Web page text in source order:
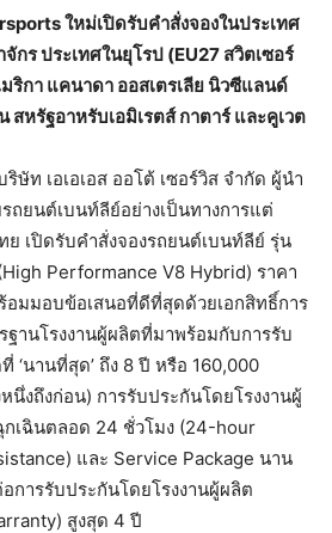
ใหม่เปิดรับคำสั่งจองในประเทศ
กร ประเทศในยุโรป (EU27 สวิตเซอร์
ริกา แคนาดา ออสเตรเลีย นิวซีแลนด์
สหรัฐอาหรับเอมิเรตส์ กาตาร์ และคูเวต
ษัท เอเอเอส ออโต้ เซอร์วิส จำกัด ผู้นำ
ถยนต์เบนท์ลีย์อย่างเป็นทางการแต่
ย เปิดรับคำสั่งจองรถยนต์เบนท์ลีย์ รุ่น
Performance V8 Hybrid) ราคา
อมมอบข้อเสนอที่ดีที่สุดด้วยเอกสิทธิ์การ
ฐานโรงงานผู้ผลิตที่มาพร้อมกับการรับ
‘นานที่สุด’ ถึง 8 ปี หรือ 160,000
นึ่งถึงก่อน) การรับประกันโดยโรงงานผู้
กเฉินตลอด 24 ชั่วโมง (24-hour
และ Service Package นาน
การรับประกันโดยโรงงานผู้ผลิต
สูงสุด 4 ปี